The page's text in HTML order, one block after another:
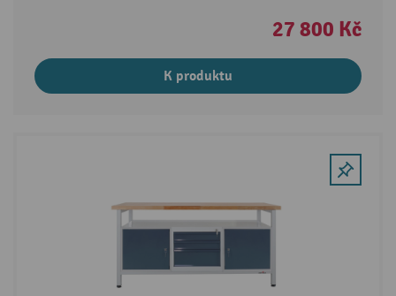
27 800 Kč
K produktu